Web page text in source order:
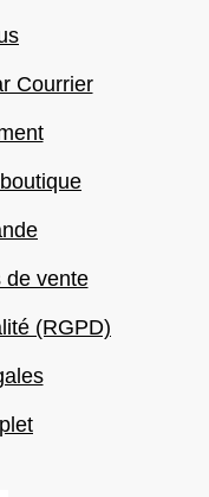
Courrier
de vente
(RGPD)